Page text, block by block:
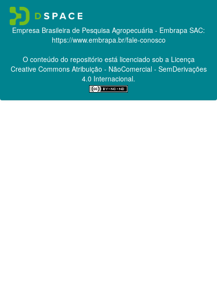
Empresa Brasileira de Pesquisa Agropecuária - Embrapa SAC:
https://www.embrapa.br/fale-conosco
O conteúdo do repositório está licenciado sob a Licença
Creative CommonsAtribuição - NãoComercial - SemDerivações
4.0 Internacional.